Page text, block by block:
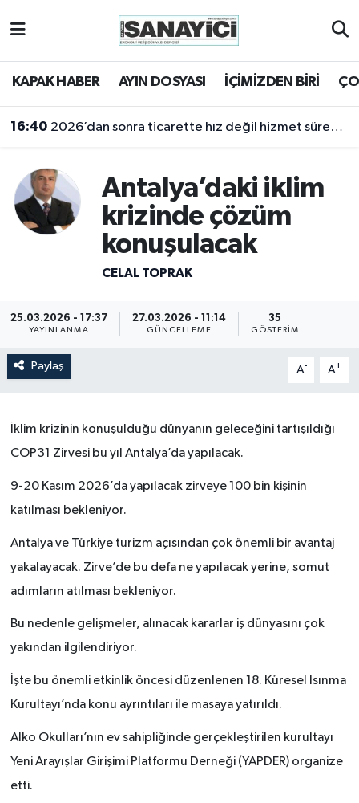
KAPAK HABER AYIN DOSYASI İÇİMİZDEN BİRİ
16:40 2026’dan sonra ticarette hız değil hizmet sürekliliği öne çıkacak
Antalya’daki iklim
krizinde çözüm
konuşulacak
CELAL TOPRAK
25.03.2026 - 17:37
YAYINLANMA
27.03.2026 - 11:14
GÜNCELLEME
35
GÖSTERIM
Paylaş A- A+
İklim krizinin konuşulduğu dünyanın geleceğini tartışıldığı
COP31 Zirvesi bu yıl Antalya’da yapılacak.
9-20 Kasım 2026’da yapılacak zirveye 100 bin kişinin
katılması bekleniyor.
Antalya ve Türkiye turizm açısından çok önemli bir avantaj
yakalayacak. Zirve’de bu defa ne yapılacak yerine, somut
adımların atılması bekleniyor.
Bu nedenle gelişmeler, alınacak kararlar iş dünyasını çok
yakından ilgilendiriyor.
İşte bu önemli etkinlik öncesi düzenlenen 18. Küresel Isınma
Kurultayı’nda konu ayrıntıları ile masaya yatırıldı.
Alko Okulları’nın ev sahipliğinde gerçekleştirilen kurultayı
Yeni Arayışlar Girişimi Platformu Derneği (YAPDER) organize
etti.
Tekirdağ Nöbetçi Eczaneler
Tekirdağ Trafik Yoğunluk Haritası
Süper Lig Puan Durumu ve Fikstür
Tüm Manşetler